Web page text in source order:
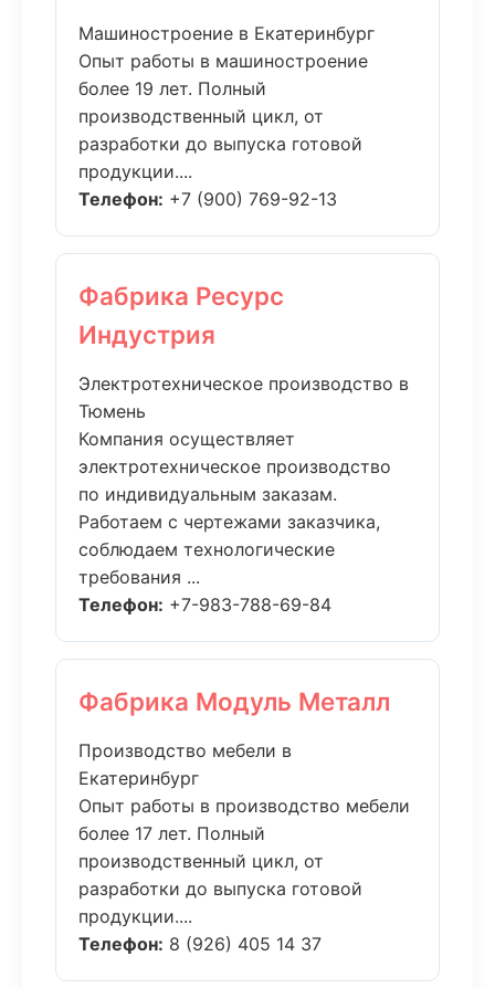
Машиностроение в Екатеринбург
Опыт работы в машиностроение
более 19 лет. Полный
производственный цикл, от
разработки до выпуска готовой
продукции....
Телефон: +7 (900) 769-92-13
Фабрика Ресурс
Индустрия
Электротехническое производство в
Тюмень
Компания осуществляет
электротехническое производство
по индивидуальным заказам.
Работаем с чертежами заказчика,
соблюдаем технологические
требования ...
Телефон: +7-983-788-69-84
Фабрика Модуль Металл
Производство мебели в
Екатеринбург
Опыт работы в производство мебели
более 17 лет. Полный
производственный цикл, от
разработки до выпуска готовой
продукции....
Телефон: 8 (926) 405 14 37